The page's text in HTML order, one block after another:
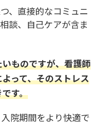
、直接的なコミュニ
談、自己ケアが含ま
ものですが、看護師
って、そのストレス
す。
院期間をより快適で